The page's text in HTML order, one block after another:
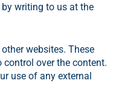
writing to us at the
websites. These
control over the content.
use of any external